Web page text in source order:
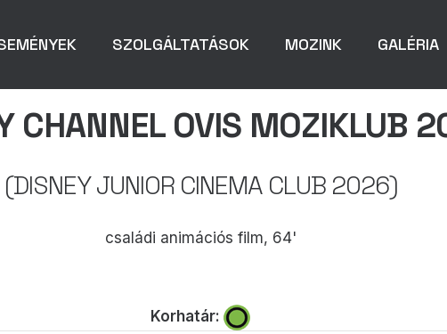
SZOLGÁLTATÁSOK MOZINK GALÉRIA
CHANNEL OVIS MOZIKLUB
(DISNEY JUNIOR CINEMA CLUB 2026)
családi animációs film, 64'
Korhatár: